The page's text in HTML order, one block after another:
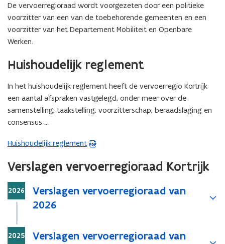
De vervoerregioraad wordt voorgezeten door een politieke
voorzitter van een van de toebehorende gemeenten en een
voorzitter van het Departement Mobiliteit en Openbare
Werken.
Huishoudelijk reglement
In het huishoudelijk reglement heeft de vervoerregio Kortrijk
een aantal afspraken vastgelegd, onder meer over de
samenstelling, taakstelling, voorzitterschap, beraadslaging en
consensus …
Huishoudelijk reglement
(
D
F
b
t
a
Verslagen vervoerregioraad Kortrijk
Stap
2026
Verslagen vervoerregioraad van
2026
Stap
2025
Verslagen vervoerregioraad van